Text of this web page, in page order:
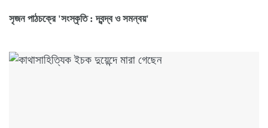
সৃজন পাঠচক্রে 'সংস্কৃতি : দ্বন্দ্ব ও সমন্বয়'